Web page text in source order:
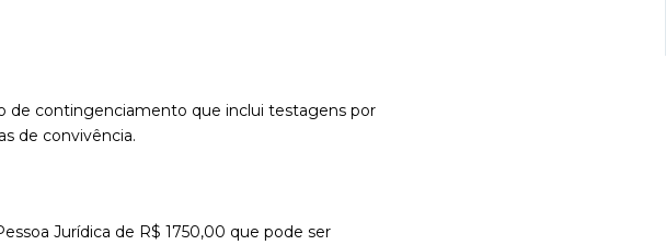
de contingenciamento que inclui testagens por
de convivência.
Jurídica de R$ 1750,00 que pode ser